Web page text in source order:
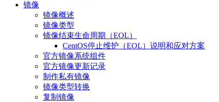
镜像
镜像概述
镜像类型
镜像结束生命周期（EOL）
CentOS停止维护（EOL）说明和应对方案
官方镜像系统组件
官方镜像更新记录
制作私有镜像
镜像类型转换
复制镜像